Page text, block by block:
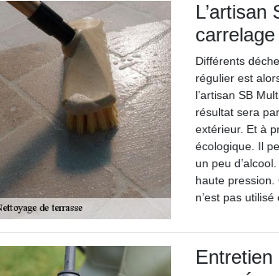
Différents
régulier est
l’artisan SB
résultat sera
extérieur. Et à
écologique. Il
un peu
haute pression.
n’est pas utilisé